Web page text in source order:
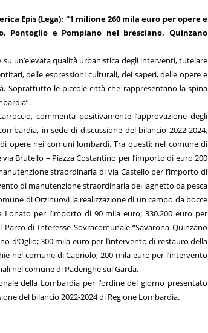
Epis (Lega): “1 milione 260 mila euro per opere e
e Pompiano nel bresciano, Quinzano
su un’elevata qualità urbanistica degli interventi, tutelare
delle espressioni culturali, dei saperi, delle opere e
Soprattutto le piccole città che rappresentano la spina
commenta positivamente l’approvazione degli
in sede di discussione del bilancio 2022-2024,
opere nei comuni lombardi. Tra questi: nel comune di
Brutello – Piazza Costantino per l’importo di euro 200
straordinaria di via Castello per l’importo di
di manutenzione straordinaria del laghetto da pesca
di Orzinuovi la realizzazione di un campo da bocce
per l’importo di 90 mila euro; 330.200 euro per
di Interesse Sovracomunale “Savarona Quinzano
d’Oglio; 300 mila euro per l’intervento di restauro della
nel comune di Capriolo; 200 mila euro per l’intervento
nel comune di Padenghe sul Garda.
della Lombardia per l’ordine del giorno presentato
del bilancio 2022-2024 di Regione Lombardia.